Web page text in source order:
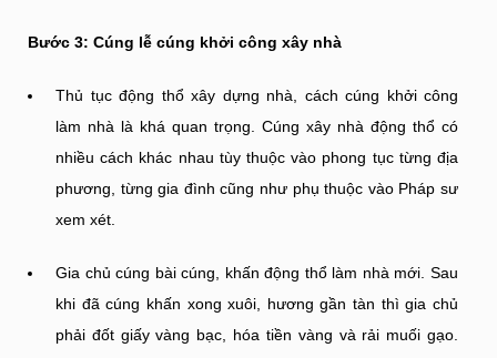
Bước 3: Cúng lễ cúng khởi công xây nhà
Thủ tục động thổ xây dựng nhà, cách cúng khởi công
làm nhà là khá quan trọng. Cúng xây nhà động thổ có
nhiều cách khác nhau tùy thuộc vào phong tục từng địa
phương, từng gia đình cũng như phụ thuộc vào Pháp sư
xem xét.
Gia chủ cúng bài cúng, khấn động thổ làm nhà mới. Sau
khi đã cúng khấn xong xuôi, hương gần tàn thì gia chủ
phải đốt giấy vàng bạc, hóa tiền vàng và rải muối gạo.